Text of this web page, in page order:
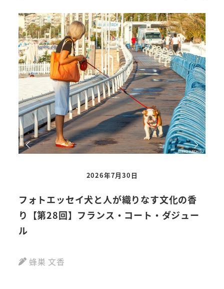
2026年7月30日
フォトエッセイ犬と人が織りなす文化の香
り【第28回】フランス・コート・ダジュー
ル
蜂巣 文香